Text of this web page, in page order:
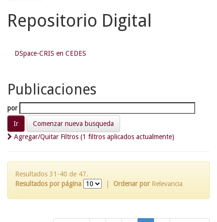
Repositorio Digital
DSpace-CRIS en CEDES
Publicaciones
por
Comenzar nueva busqueda
Agregar/Quitar Filtros (1 filtros aplicados actualmente)
Resultados 31-40 de 47.
Resultados por página
Ordenar por Relevancia